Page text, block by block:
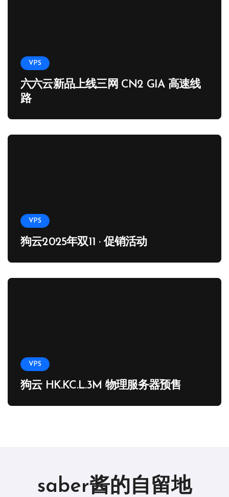
VPS
六六云新品上线三网 CN2 GIA 高速线
路
VPS
狗云2025年双11 · 促销活动
VPS
狗云 HK.KC.L.3M 物理服务器预售
saber酱的自留地